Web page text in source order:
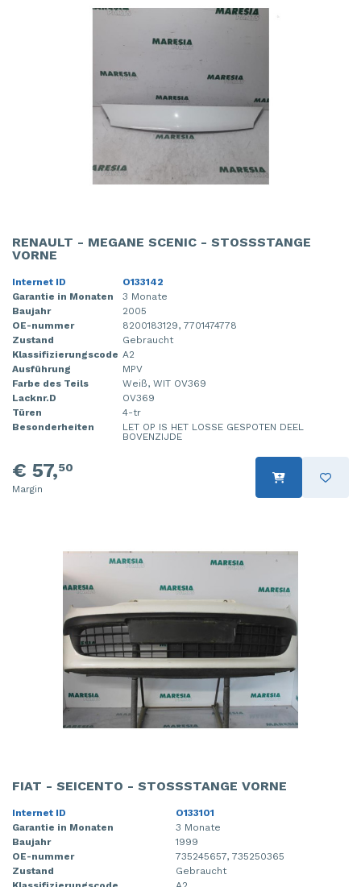
RENAULT - MEGANE SCENIC - STOSSSTANGE V
ORNE
Internet ID
O133142
Garantie in Monaten
3 Monate
Baujahr
2005
OE-nummer
8200183129, 7701474778
Zustand
Gebraucht
Klassifizierungscode A2
Ausführung
MPV
Farbe des Teils
Weiß, WIT OV369
Lacknr.D
OV369
Türen
4-tr
Besonderheiten
LET OP IS HET LOSSE GESPOTEN DEEL
BOVENZIJDE
€ 57,50
Margin
FIAT - SEICENTO - STOSSSTANGE VORNE
Internet ID
O133101
Garantie in Monaten
3 Monate
Baujahr
1999
OE-nummer
735245657, 735250365
Zustand
Gebraucht